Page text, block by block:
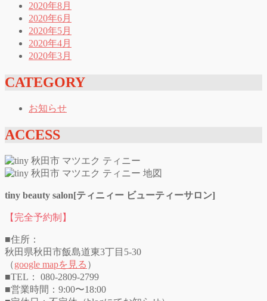
2020年8月
2020年6月
2020年5月
2020年4月
2020年3月
CATEGORY
お知らせ
ACCESS
tiny beauty salon[ティニィー ビューティーサロン]
【完全予約制】
■住所：
秋田県秋田市飯島道東3丁目5-30
（google mapを見る ）
■TEL： 080-2809-2799
■営業時間：9:00〜18:00